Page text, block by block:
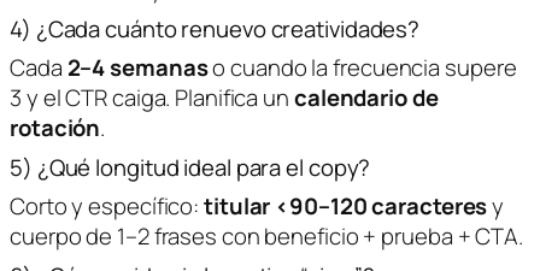
4) ¿Cada cuánto renuevo creatividades?
Cada 2–4 semanaso cuando la frecuencia supere
3 y el CTR caiga. Planifica uncalendario de
rotación.
5) ¿Qué longitud ideal para el copy?
Corto y específico:titular <90–120 caracteresy
cuerpo de 1–2 frases con beneficio + prueba + CTA.